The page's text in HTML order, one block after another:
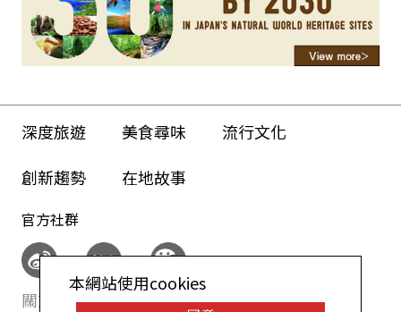
深度旅遊 美食尋味
流行文化
創新趨勢
在地故事
官方社群
關於我們 網站政策
本網站使用cookies